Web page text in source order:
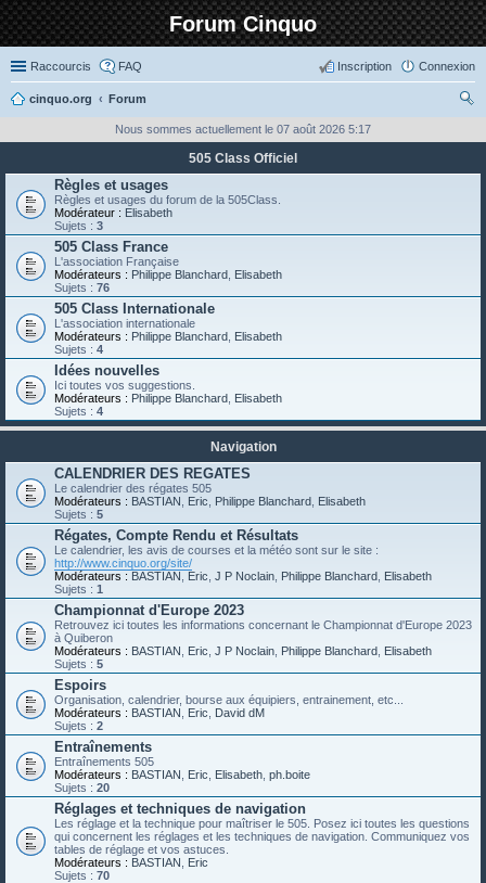
Forum Cinquo
Raccourcis FAQ Connexion
Inscription
cinquo.org
Forum
ch
Nous sommes actuellement le 07 août 2026 5:17
505 Class Officiel
Règles et usages
Règles et usages du forum de la 505Class.
Modérateur : Elisabeth
Sujets : 3
505 Class France
L'association Française
Modérateurs : Philippe Blanchard Elisabeth
Sujets : 76
505 Class Internationale
L'association internationale
Modérateurs : Philippe Blanchard Elisabeth
Sujets : 4
Idées nouvelles
Ici toutes vos suggestions.
Modérateurs : Philippe Blanchard Elisabeth
Sujets : 4
Navigation
CALENDRIER DES REGATES
Le calendrier des régates 505
Modérateurs : BASTIAN Eric Philippe Blanchard Elisabeth
Sujets : 5
Régates, Compte Rendu et Résultats
Le calendrier, les avis de courses et la météo sont sur le site :
http://www.cinquo.org/site/
Modérateurs : BASTIAN Eric J P Noclain Philippe Blanchard Elisabeth
Sujets : 1
Championnat d'Europe 2023
Retrouvez ici toutes les informations concernant le Championnat d'Europe 2023
à Quiberon
Modérateurs : BASTIAN Eric J P Noclain Philippe Blanchard Elisabeth
Sujets : 5
Espoirs
Organisation, calendrier, bourse aux équipiers, entrainement, etc...
Modérateurs : BASTIAN Eric
David dM
Sujets : 2
Entraînements
Entraînements 505
Modérateurs : BASTIAN Eric Elisabeth ph.boite
Sujets : 20
Réglages et techniques de navigation
Les réglage et la technique pour maîtriser le 505. Posez ici toutes les questions
qui concernent les réglages et les techniques de navigation. Communiquez vos
tables de réglage et vos astuces.
Modérateurs : BASTIAN
Eric
Sujets : 70